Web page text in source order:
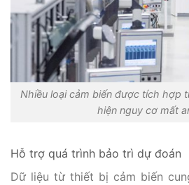
Nhiều loại cảm biến được tích hợp
hiện nguy cơ mất
Hỗ trợ quá trình bảo trì dự đoán
Dữ liệu từ thiết bị cảm biến